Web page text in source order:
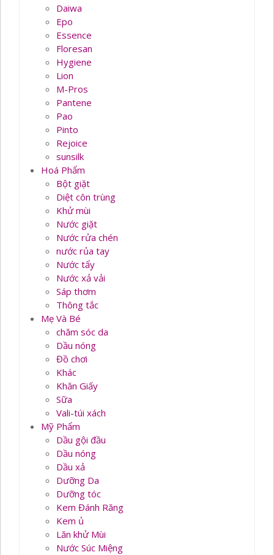
Daiwa
Epo
Essence
Floresan
Hygiene
Lion
M-Pros
Pantene
Pao
Pinto
Rejoice
sunsilk
Hoá Phẩm
Bột giặt
Diệt côn trùng
Khử mùi
Nước giặt
Nước rửa chén
nước rủa tay
Nước tẩy
Nước xả vải
Sáp thơm
Thông tắc
Mẹ Và Bé
chăm sóc da
Dầu nóng
Đồ chơi
Khác
Khăn Giấy
Sữa
Vali-túi xách
Mỹ Phẩm
Dầu gội đầu
Dầu nóng
Dầu xả
Dưỡng Da
Dưỡng tóc
Kem Đánh Răng
Kem ủ
Lăn khử Mùi
Nước Súc Miệng